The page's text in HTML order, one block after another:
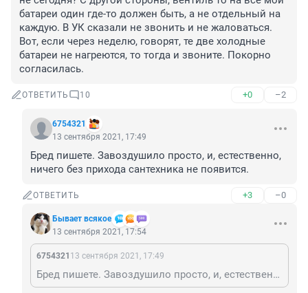
батареи один где-то должен быть, а не отдельный на
каждую. В УК сказали не звонить и не жаловаться.
Вот, если через неделю, говорят, те две холодные
батареи не нагреются, то тогда и звоните. Покорно
согласилась.
ОТВЕТИТЬ 10 +0 –2
6754321
13 сентября 2021, 17:49
Бред пишете. Завоздушило просто, и, естественно,
ничего без прихода сантехника не появится.
ОТВЕТИТЬ +3 –0
Бывает всякое
13 сентября 2021, 17:54
6754321 13 сентября 2021, 17:49
Бред пишете. Завоздушило просто, и, естественно, ничего без прихода сантехника не появится.